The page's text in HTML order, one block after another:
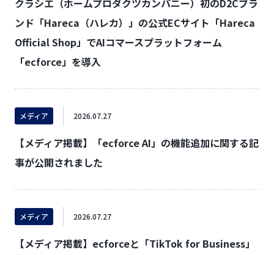
クラシエ（ホームプロダクツカンパニー）初のD2Cブラ
ンド「Hareca（ハレカ）」の公式ECサイト「Hareca
Official Shop」でAIコマースプラットフォーム
「ecforce」を導入
メディア 2026.07.27
【メディア掲載】「ecforce AI」の機能追加に関する記
事が公開されました
メディア 2026.07.27
【メディア掲載】ecforceと「TikTok for Business」